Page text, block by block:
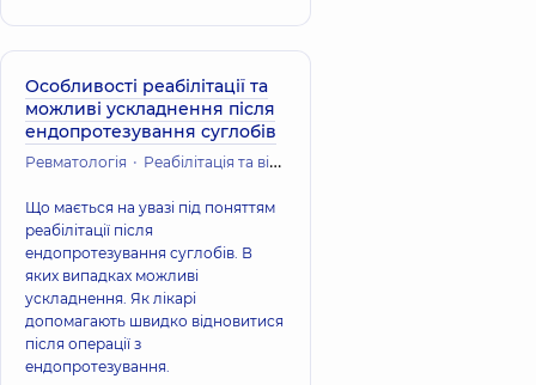
Особливості реабілітації та
можливі ускладнення після
ендопротезування суглобів
Ревматологія Реабілітація та відновне лікування
Що мається на увазі під поняттям
реабілітації після
ендопротезування суглобів. В
яких випадках можливі
ускладнення. Як лікарі
допомагають швидко відновитися
після операції з
ендопротезування.